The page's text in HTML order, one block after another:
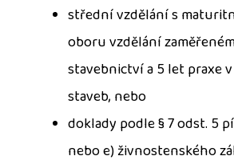
střední vzdělání s
oboru vzdělání
stavebnictví a 5 let praxe
staveb, nebo
doklady podle § 7 odst. 5
nebo e) živnostenského